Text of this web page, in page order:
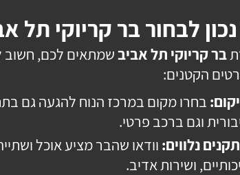
לבחור בר קריוקי תל
בר קריוקי תל אביבשמתאים לכם, חשוב
הקטנים:
בחרו מקום במרכז הנוח להגעה גם
וגם ברכב פרטי.
נלווים: וודאו שהבר מציע אוכל
ושירות אדיב.